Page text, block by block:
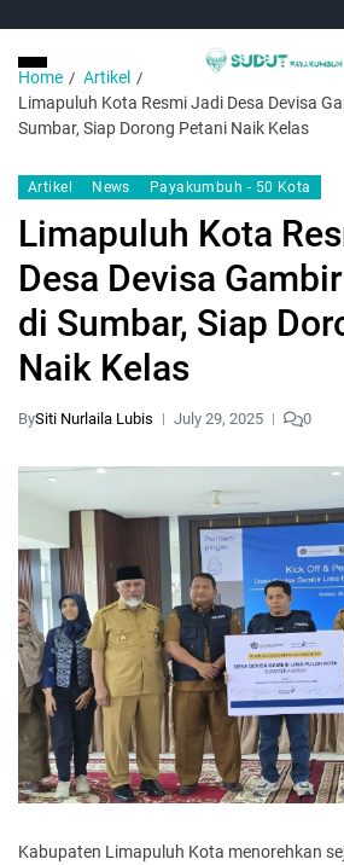
Home
Artikel
Limapuluh Kota Resmi Jadi Desa Devisa
Sumbar, Siap Dorong Petani Naik Kelas
Artikel News Payakumbuh - 50 Kota
Limapuluh Kota
Desa Devisa
di Sumbar, Siap
Naik Kelas
BySiti Nurlaila Lubis July 29, 2025 0
Kabupaten Limapuluh Kota menorehkan